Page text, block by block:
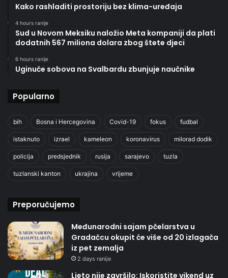
Kako rashladiti prostoriju bez klima-uređaja
4 hours ranije
Sud u Novom Meksiku naložio Meta kompaniji da plati
dodatnih 567 miliona dolara zbog štete djeci
6 hours ranije
Uginuće sobova na Svalbardu zbunjuje naučnike
Popularno
bih Bosna i Hercegovina Covid-19 fokus fudbal
istaknuto izrael kameleon koronavirus milorad dodik
policija predsjednik rusija sarajevo tuzla
tuzlanski kanton ukrajina vrijeme
Preporučujemo
Međunarodni sajam pčelarstva u
Gradačcu okupit će više od 20 izlagača
iz pet zemalja
2 days ranije
Ljeto nije završilo: Iskoristite vikend uz